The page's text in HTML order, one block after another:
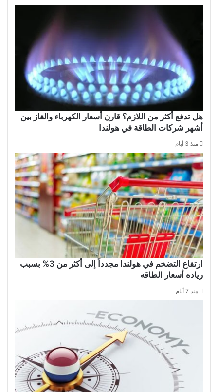
هل تدفع أكثر من اللازم؟ قارن أسعار الكهرباء والغاز بين
أشهر شركات الطاقة في هولندا
منذ 3 أيام
ارتفاع التضخم في هولندا مجدداً إلى أكثر من 3% بسبب
زيادة أسعار الطاقة
منذ 7 أيام